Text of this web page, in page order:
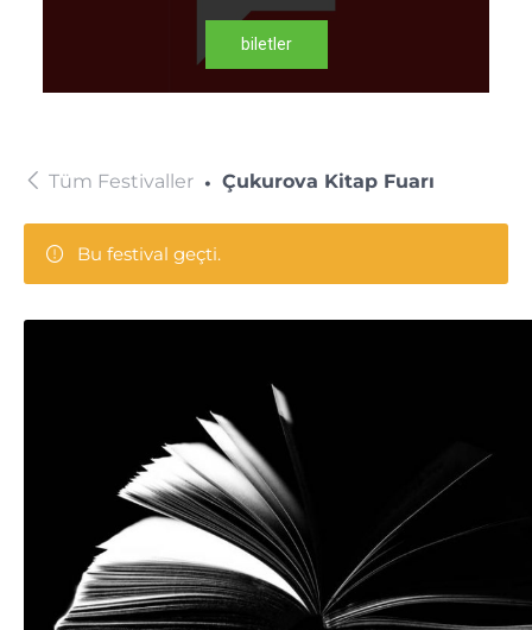
biletler
Tüm Festivaller Çukurova Kitap Fuarı
Bu festival geçti.